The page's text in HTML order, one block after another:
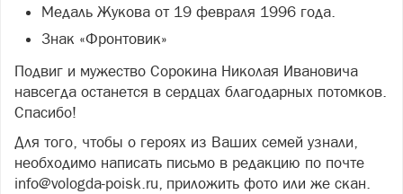
Медаль Жукова от 19 февраля 1996 года.
Знак «Фронтовик»
Подвиг и мужество Сорокина Николая Ивановича
навсегда останется в сердцах благодарных потомков.
Спасибо!
Для того, чтобы о героях из Ваших семей узнали,
необходимо написать письмо в редакцию по почте
info@vologda-poisk.ru, приложить фото или же скан.